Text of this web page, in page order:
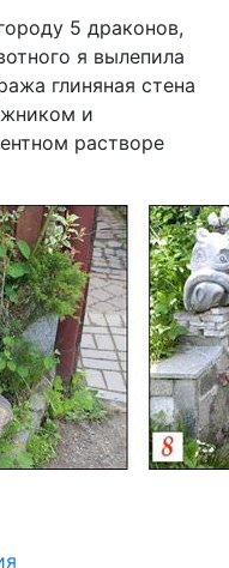
5 драконов,
я вылепила
глиняная стена
и
растворе